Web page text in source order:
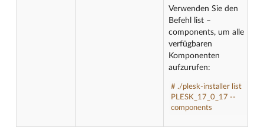
Verwenden Sie den
Befehl list –
components, um alle
verfügbaren
Komponenten
aufzurufen:
# ./plesk-installer list
PLESK_17_0_17 --
components